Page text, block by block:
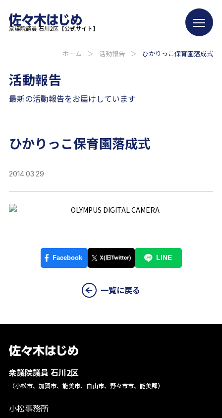
ホーム ＞ 活動報告 ＞ ひかりっこ保育園落成式
活動報告
最新の活動報告をお届けしています
ひかりっこ保育園落成式
2014.03.29
一覧に戻る
衆議院議員 石川2区
（小松市、加賀市、能美市、白山市、野々市市、能美郡）
小松事務所